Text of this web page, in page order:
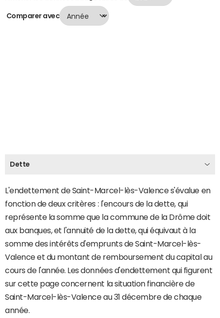
Comparer avec
Dette
L'endettement de Saint-Marcel-lès-Valence s'évalue en
fonction de deux critères : l'encours de la dette, qui
représente la somme que la commune de la Drôme doit
aux banques, et l'annuité de la dette, qui équivaut à la
somme des intérêts d'emprunts de Saint-Marcel-lès-
Valence et du montant de remboursement du capital au
cours de l'année. Les données d'endettement qui figurent
sur cette page concernent la situation financière de
Saint-Marcel-lès-Valence au 31 décembre de chaque
année.